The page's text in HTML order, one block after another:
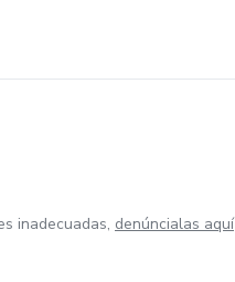
inadecuadas, denúncialas aquí